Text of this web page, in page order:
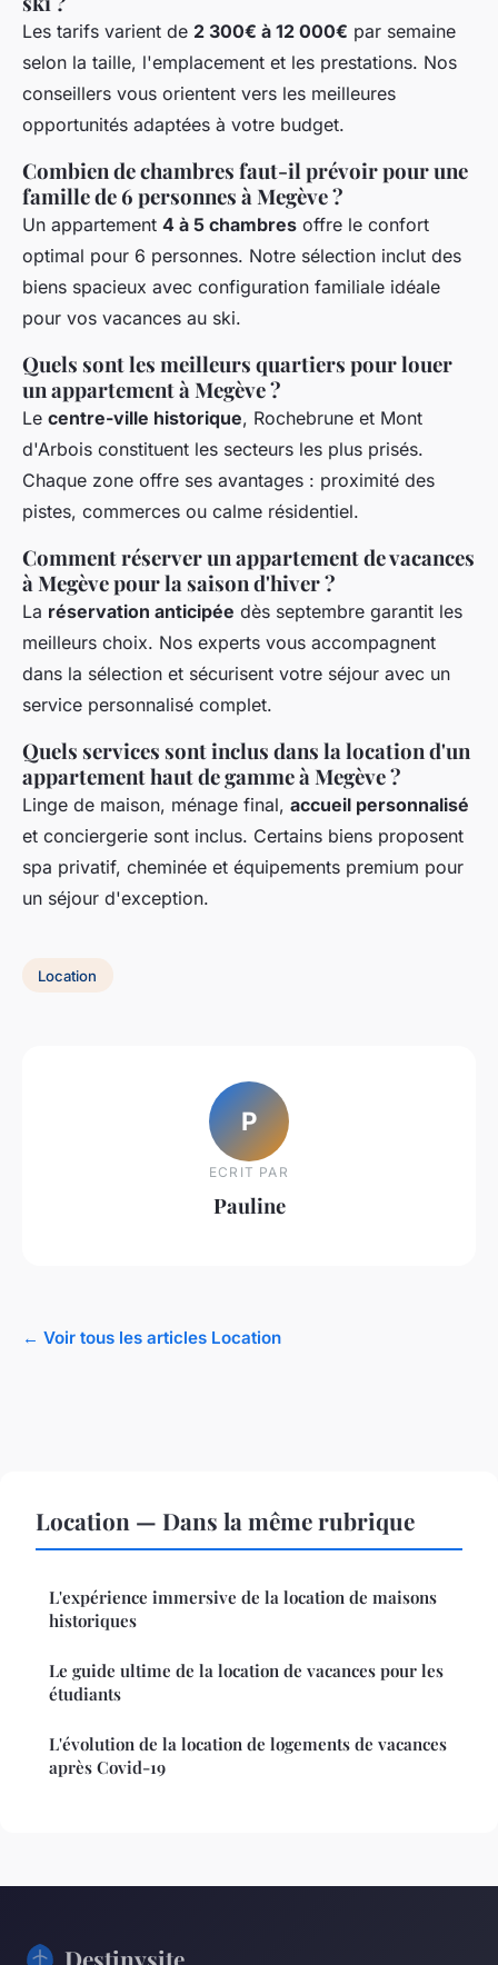
Les tarifs varient de 2 300€ à 12 000€ par semaine
selon la taille, l'emplacement et les prestations. Nos
conseillers vous orientent vers les meilleures
opportunités adaptées à votre budget.
Combien de chambres faut-il prévoir pour une
famille de 6 personnes à Megève ?
Un appartement 4 à 5 chambres offre le confort
optimal pour 6 personnes. Notre sélection inclut des
biens spacieux avec configuration familiale idéale
pour vos vacances au ski.
Quels sont les meilleurs quartiers pour louer
un appartement à Megève ?
Le centre-ville historique, Rochebrune et Mont
d'Arbois constituent les secteurs les plus prisés.
Chaque zone offre ses avantages : proximité des
pistes, commerces ou calme résidentiel.
Comment réserver un appartement de vacances
à Megève pour la saison d'hiver ?
La réservation anticipée dès septembre garantit les
meilleurs choix. Nos experts vous accompagnent
dans la sélection et sécurisent votre séjour avec un
service personnalisé complet.
Quels services sont inclus dans la location d'un
appartement haut de gamme à Megève ?
Linge de maison, ménage final, accueil personnalisé
et conciergerie sont inclus. Certains biens proposent
spa privatif, cheminée et équipements premium pour
un séjour d'exception.
Location
P
ECRIT PAR
Pauline
← Voir tous les articles Location
Location — Dans la même rubrique
L'expérience immersive de la location de maisons
historiques
Le guide ultime de la location de vacances pour les
étudiants
L'évolution de la location de logements de vacances
après Covid-19
Destinysite